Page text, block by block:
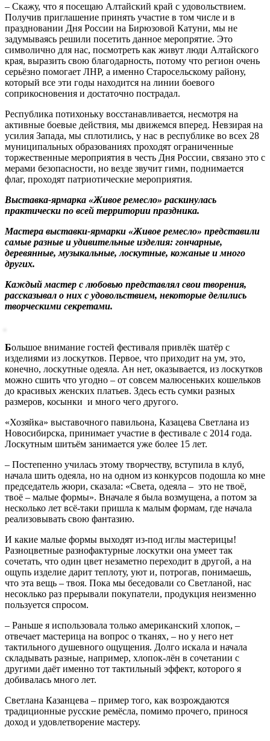
– Скажу, что я посещаю Алтайский край с удовольствием.
Получив приглашение принять участие в том числе и в
праздновании Дня России на Бирюзовой Катуни, мы не
задумываясь решили посетить данное меропрятие. Это
символично для нас, посмотреть как живут люди Алтайского
края, выразить свою благодарность, потому что регион очень
серьёзно помогает ЛНР, а именно Старосельскому району,
который все эти годы находится на линии боевого
соприкосновения и достаточно пострадал.
Республика потихоньку восстанавливается, несмотря на
активные боевые действия, мы движемся вперед. Невзирая на
усилия Запада, мы сплотились, у нас в республике во всех 28
муниципальных образованиях проходят ограниченные
торжественные мероприятия в честь Дня России, связано это с
мерами безопасности, но везде звучит гимн, поднимается
флаг, проходят патриотические мероприятия.
Выставка-ярмарка «Живое ремесло» раскинулась
практически по всей территории праздника.
Мастера выставки-ярмарки «Живое ремесло» представили
самые разные и удивительные изделия: гончарные,
деревянные, музыкальные, лоскутные, кожаные и много
других.
Каждый мастер с любовью представлял свои творения,
рассказывал о них с удовольствием, некоторые делились
творческими секретами.
Большое внимание гостей фестиваля привлёк шатёр с
изделиями из лоскутков. Первое, что приходит на ум, это,
конечно, лоскутные одеяла. Ан нет, оказывается, из лоскутков
можно сшить что угодно – от совсем малюсеньких кошельков
до красивых женских платьев. Здесь есть сумки разных
размеров, косынки и много чего другого.
«Хозяйка» выставочного павильона, Казацева Светлана из
Новосибирска, принимает участие в фестивале с 2014 года.
Лоскутным шитьём занимается уже более 15 лет.
– Постепенно училась этому творчеству, вступила в клуб,
начала шить одеяла, но на одном из конкурсов подошла ко мне
председатель жюри, сказала: «Света, одеяла – это не твоё,
твоё – малые формы». Вначале я была возмущена, а потом за
несколько лет всё-таки пришла к малым формам, где начала
реализовывать свою фантазию.
И какие малые формы выходят из-под иглы мастерицы!
Разноцветные разнофактурные лоскутки она умеет так
сочетать, что один цвет незаметно переходит в другой, а на
ощупь изделие дарит теплоту, уют и, потрогав, понимаешь,
что эта вещь – твоя. Пока мы беседовали со Светланой, нас
несоклько раз прерывали покупатели, продукция неизменно
пользуется спросом.
– Раньше я использовала только американский хлопок, –
отвечает мастерица на вопрос о тканях, – но у него нет
тактильного душевного ощущения. Долго искала и начала
складывать разные, например, хлопок-лён в сочетании с
другими даёт именно тот тактильный эффект, которого я
добивалась много лет.
Светлана Казанцева – пример того, как возрождаются
традиционные русские ремёсла, помимо прочего, принося
доход и удовлетворение мастеру.